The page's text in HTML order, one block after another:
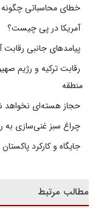
خطای محاسباتی
آمریکا در پی چیست؟
پیامدهای جانبی رقابت
رقابت ترکیه و رژیم
منطقه
حجاز هسته‌ای نخواهد
چراغ سبز غنی‌سازی به
جایگاه و کارکرد
مطالب مرتبط